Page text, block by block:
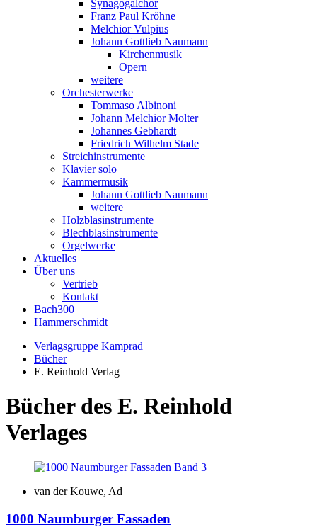
Synagogalchor
Franz Paul Kröhne
Melchior Vulpius
Johann Gottlieb Naumann
Kirchenmusik
Opern
weitere
Orchesterwerke
Tommaso Albinoni
Johann Melchior Molter
Johannes Gebhardt
Friedrich Wilhelm Stade
Streichinstrumente
Klavier solo
Kammermusik
Johann Gottlieb Naumann
weitere
Holzblasinstrumente
Blechblasinstrumente
Orgelwerke
Aktuelles
Über uns
Vertrieb
Kontakt
Bach300
Hammerschmidt
Verlagsgruppe Kamprad
Bücher
E. Reinhold Verlag
Bücher des E. Reinhold
Verlages
van der Kouwe, Ad
1000 Naumburger Fassaden